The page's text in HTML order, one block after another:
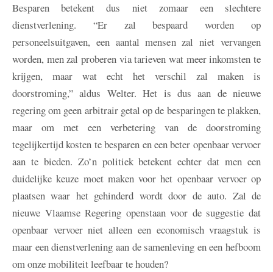
Besparen betekent dus niet zomaar een slechtere
dienstverlening. “Er zal bespaard worden op
personeelsuitgaven, een aantal mensen zal niet vervangen
worden, men zal proberen via tarieven wat meer inkomsten te
krijgen, maar wat echt het verschil zal maken is
doorstroming,” aldus Welter. Het is dus aan de nieuwe
regering om geen arbitrair getal op de besparingen te plakken,
maar om met een verbetering van de doorstroming
tegelijkertijd kosten te besparen en een beter openbaar vervoer
aan te bieden. Zo’n politiek betekent echter dat men een
duidelijke keuze moet maken voor het openbaar vervoer op
plaatsen waar het gehinderd wordt door de auto. Zal de
nieuwe Vlaamse Regering openstaan voor de suggestie dat
openbaar vervoer niet alleen een economisch vraagstuk is
maar een dienstverlening aan de samenleving en een hefboom
om onze mobiliteit leefbaar te houden?